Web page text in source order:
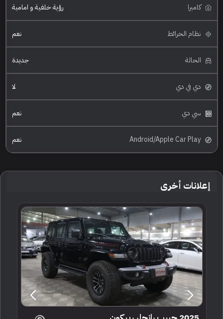
كاميرا رؤية خلفية و امامية
نظام الخرائط نعم
الحالة جديدة
دي في دي لا
سي دي نعم
Android/Apple Car Play نعم
إعلانات أخرى